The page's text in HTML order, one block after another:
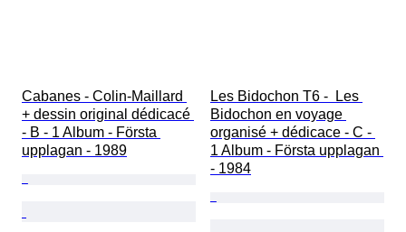
Cabanes - Colin-Maillard
+ dessin original dédicacé
- B - 1 Album - Första
upplagan - 1989
Les Bidochon T6 -  Les
Bidochon en voyage
organisé + dédicace - C -
1 Album - Första upplagan
- 1984